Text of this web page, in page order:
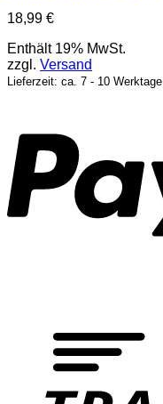
18,99 €
Enthält 19% MwSt.
zzgl. Versand
Lieferzeit: ca. 7 - 10 Werktage